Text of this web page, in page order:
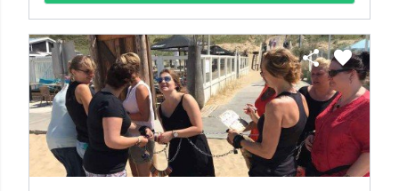
share favorite